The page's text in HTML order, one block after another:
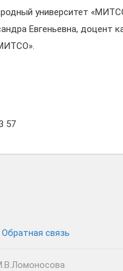
университет
Евгеньевна, доцент
57
Обратная связь